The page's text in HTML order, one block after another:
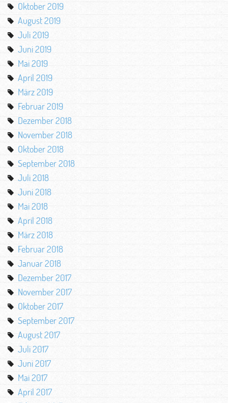
Oktober 2019
August 2019
Juli 2019
Juni 2019
Mai 2019
April 2019
März 2019
Februar 2019
Dezember 2018
November 2018
Oktober 2018
September 2018
Juli 2018
Juni 2018
Mai 2018
April 2018
März 2018
Februar 2018
Januar 2018
Dezember 2017
November 2017
Oktober 2017
September 2017
August 2017
Juli 2017
Juni 2017
Mai 2017
April 2017